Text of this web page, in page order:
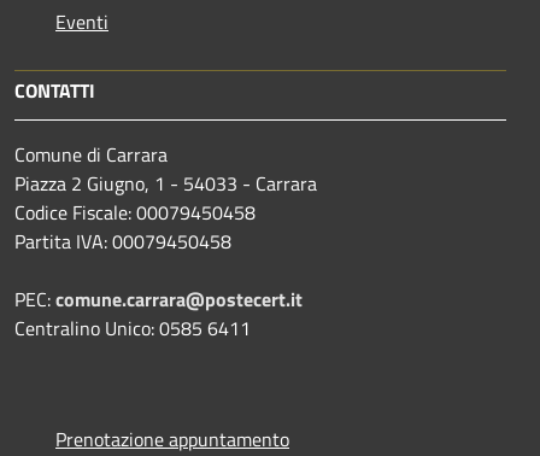
Eventi
CONTATTI
Comune di Carrara
Piazza 2 Giugno, 1 - 54033 - Carrara
Codice Fiscale: 00079450458
Partita IVA: 00079450458
PEC:comune.carrara@postecert.it
Centralino Unico: 0585 6411
Prenotazione appuntamento